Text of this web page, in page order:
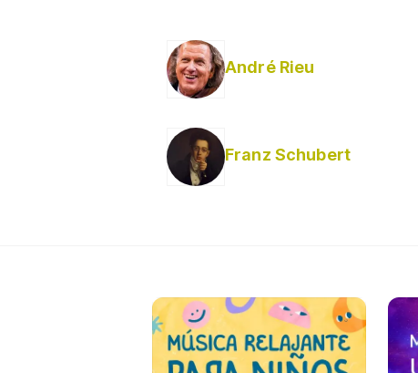
André Rieu
Franz Schubert